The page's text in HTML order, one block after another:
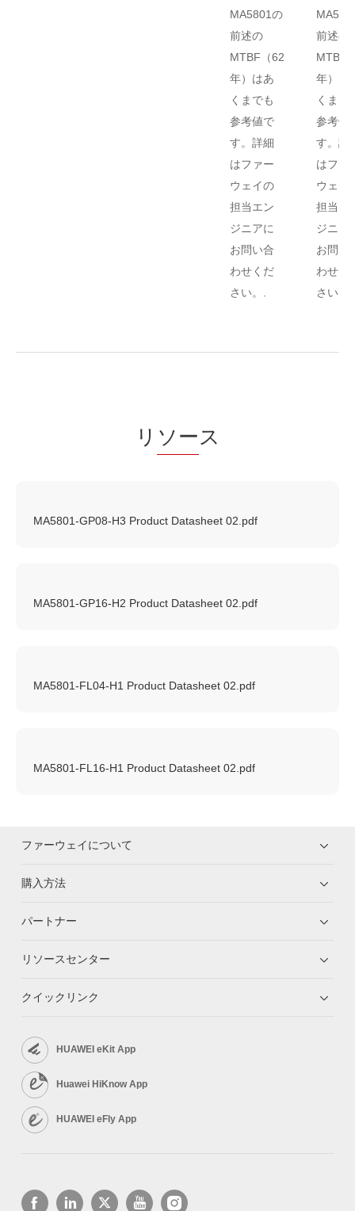
MA5801の
前述の
MTBF（62
年）はあ
くまでも
参考値で
す。詳細
はファー
ウェイの
担当エン
ジニアに
お問い合
わせくだ
さい。.
前述の
MTBF
年）は
くまで
参考値
す。詳
はファ
ウェイ
担当エ
ジニア
お問い
わせく
さい。
リ ソー ス
MA5801-GP08-H3 Product Datasheet 02.pdf
MA5801-GP16-H2 Product Datasheet 02.pdf
MA5801-FL04-H1 Product Datasheet 02.pdf
MA5801-FL16-H1 Product Datasheet 02.pdf
ファーウェイについて
購入方法
パートナー
リソースセンター
クイックリンク
HUAWEI eKit App
Huawei HiKnow App
HUAWEI eFly App